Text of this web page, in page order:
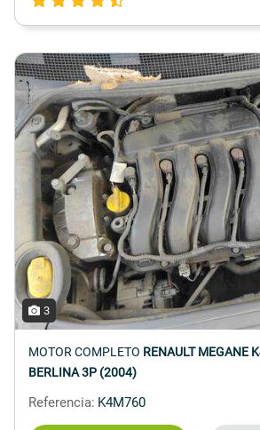
3
MOTOR COMPLETO RENAULT MEGANE
BERLINA 3P (2004)
Referencia: K4M760